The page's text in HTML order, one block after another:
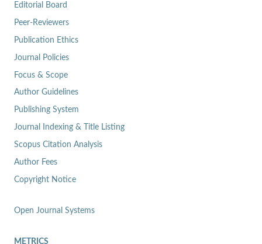
Editorial Board
Peer-Reviewers
Publication Ethics
Journal Policies
Focus & Scope
Author Guidelines
Publishing System
Journal Indexing & Title Listing
Scopus Citation Analysis
Author Fees
Copyright Notice
Open Journal Systems
METRICS